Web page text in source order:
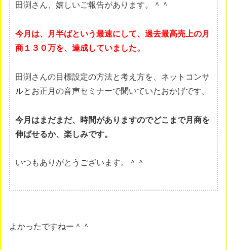
田渕さん、嬉しいご報告があります。＾＾
今月は、月半ばという最速にして、過去最高売上の月
商１３０万を、達成していました。
田渕さんの目標設定の方法と考え方を、ネットコンサ
ルとお正月の音声セミナーで聞いていたおかげです。
今月はまだまだ、時間がありますのでどこまで月商を
伸ばせるか、楽しみです。
いつもありがとうございます。＾＾
よかったですねー＾＾